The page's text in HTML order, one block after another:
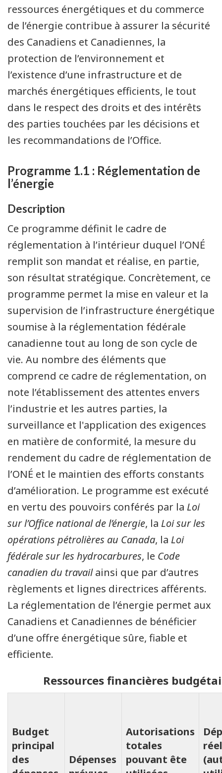
ressources énergétiques et du commerce
de l’énergie contribue à assurer la sécurité
des Canadiens et Canadiennes, la
protection de l’environnement et
l’existence d’une infrastructure et de
marchés énergétiques efficients, le tout
dans le respect des droits et des intérêts
des parties touchées par les décisions et
les recommandations de l’Office.
Programme 1.1 : Réglementation de
l’énergie
Description
Ce programme définit le cadre de
réglementation à l’intérieur duquel l’ONÉ
remplit son mandat et réalise, en partie,
son résultat stratégique. Concrètement, ce
programme permet la mise en valeur et la
supervision de l’infrastructure énergétique
soumise à la réglementation fédérale
canadienne tout au long de son cycle de
vie. Au nombre des éléments que
comprend ce cadre de réglementation, on
note l’établissement des attentes envers
l’industrie et les autres parties, la
surveillance et l'application des exigences
en matière de conformité, la mesure du
rendement du cadre de réglementation de
l’ONÉ et le maintien des efforts constants
d’amélioration. Le programme est exécuté
en vertu des pouvoirs conférés par la Loi
sur l’Office national de l’énergie, la Loi sur les
opérations pétrolières au Canada, la Loi
fédérale sur les hydrocarbures, le Code
canadien du travailainsi que par d’autres
règlements et lignes directrices afférents.
La réglementation de l’énergie permet aux
Canadiens et Canadiennes de bénéficier
d’une offre énergétique sûre, fiable et
efficiente.
Ressources financières
Budget
principal
des
Dépenses
Autorisations
totales
pouvant ête